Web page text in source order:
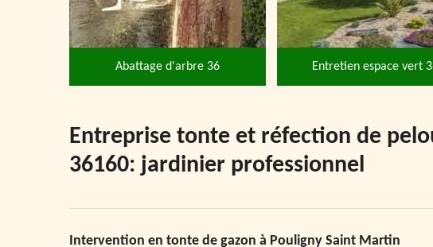
Abattage d'arbre 36 Entretien espace vert
Entreprise tonte et réfection de
36160: jardinier professionnel
Intervention en tonte de gazon à Pouligny Saint Martin